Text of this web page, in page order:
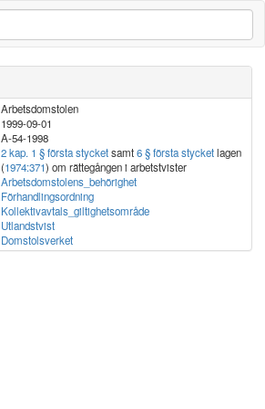
Arbetsdomstolen
1999-09-01
A-54-1998
2 kap. 1 § första stycketsamt6 § första stycketlagen
(1974:371) om rättegången i arbetstvister
Arbetsdomstolens_behörighet
Förhandlingsordning
Kollektivavtals_giltighetsområde
Utlandstvist
Domstolsverket